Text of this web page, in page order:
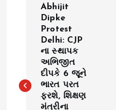
n
Abhijit
Dipke
Protest
Delhi: CJP
ના સ્થાપક
અભિજીત
દીપકે 6 જૂને
ભારત પરત
ફરશે, શિક્ષણ
મંત્રીના